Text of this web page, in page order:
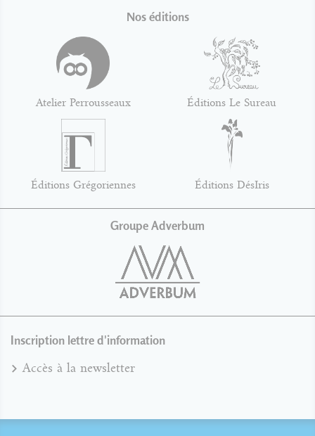
Nos éditions
Atelier Perrousseaux Éditions Le Sureau
Éditions Grégoriennes Éditions DésIris
Groupe Adverbum
Inscription lettre d'information
Accès à la newsletter